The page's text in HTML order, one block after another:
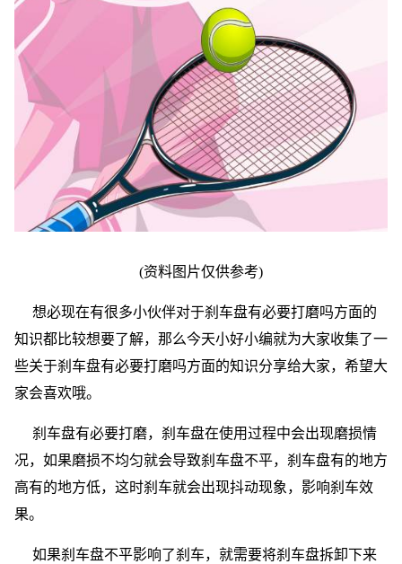
(资料图片仅供参考)
想必现在有很多小伙伴对于刹车盘有必要打磨吗方面的
知识都比较想要了解，那么今天小好小编就为大家收集了一
些关于刹车盘有必要打磨吗方面的知识分享给大家，希望大
家会喜欢哦。
刹车盘有必要打磨，刹车盘在使用过程中会出现磨损情
况，如果磨损不均匀就会导致刹车盘不平，刹车盘有的地方
高有的地方低，这时刹车就会出现抖动现象，影响刹车效
果。
如果刹车盘不平影响了刹车，就需要将刹车盘拆卸下来